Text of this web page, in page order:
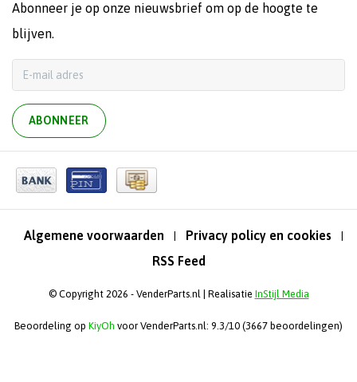
Abonneer je op onze nieuwsbrief om op de hoogte te
blijven.
ABONNEER
Algemene voorwaarden | Privacy policy en cookies |
RSS Feed
© Copyright 2026 - VenderParts.nl | Realisatie InStijl Media
Beoordeling op KiyOh voor VenderParts.nl: 9.3/10 (3667 beoordelingen)